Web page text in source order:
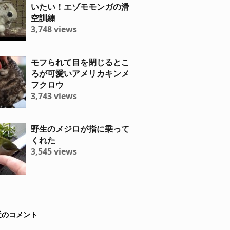
いたい！エゾモモンガの滑
空訓練
3,748 views
モフられて目を閉じるとこ
ろが可愛いアメリカキンメ
フクロウ
3,743 views
野生のメジロが指に乗って
くれた
3,545 views
コメント